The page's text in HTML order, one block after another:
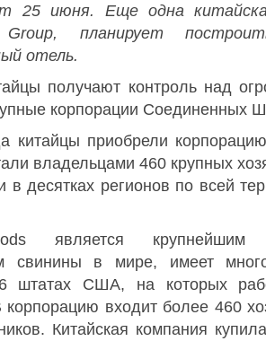
25 июня. Еще одна
Group, планирует
отель.
получают контроль над
корпорации Соединенных
китайцы приобрели
владельцами 460 крупных
в десятках регионов по всей
является крупнейшим
свинины в мире, имеет
штатах США, на которых
входит более 460
Китайская компания